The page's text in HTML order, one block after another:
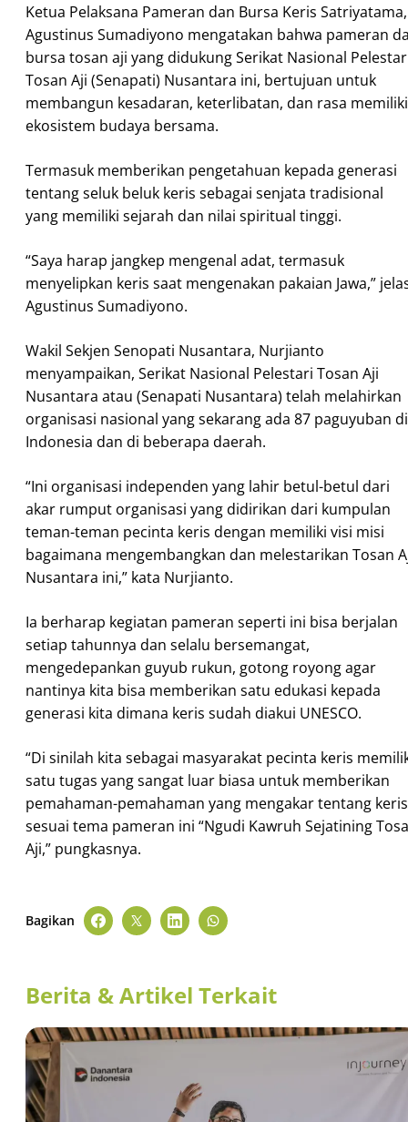
Ketua Pelaksana Pameran dan Bursa Keris Satriyatama,
Agustinus Sumadiyono mengatakan bahwa pameran
bursa tosan aji yang didukung Serikat Nasional
Tosan Aji (Senapati) Nusantara ini, bertujuan untuk
membangun kesadaran, keterlibatan, dan rasa memiliki
ekosistem budaya bersama.
Termasuk memberikan pengetahuan kepada generasi
tentang seluk beluk keris sebagai senjata tradisional
yang memiliki sejarah dan nilai spiritual tinggi.
“Saya harap jangkep mengenal adat, termasuk
menyelipkan keris saat mengenakan pakaian Jawa,”
Agustinus Sumadiyono.
Wakil Sekjen Senopati Nusantara, Nurjianto
menyampaikan, Serikat Nasional Pelestari Tosan Aji
Nusantara atau (Senapati Nusantara) telah melahirkan
organisasi nasional yang sekarang ada 87 paguyuban di
Indonesia dan di beberapa daerah.
“Ini organisasi independen yang lahir betul-betul dari
akar rumput organisasi yang didirikan dari kumpulan
teman-teman pecinta keris dengan memiliki visi misi
bagaimana mengembangkan dan melestarikan Tosan
Nusantara ini,” kata Nurjianto.
Ia berharap kegiatan pameran seperti ini bisa berjalan
setiap tahunnya dan selalu bersemangat,
mengedepankan guyub rukun, gotong royong agar
nantinya kita bisa memberikan satu edukasi kepada
generasi kita dimana keris sudah diakui UNESCO.
“Di sinilah kita sebagai masyarakat pecinta keris
satu tugas yang sangat luar biasa untuk memberikan
pemahaman-pemahaman yang mengakar tentang keris
sesuai tema pameran ini “Ngudi Kawruh Sejatining
Aji,” pungkasnya.
Bagikan
Berita & Artikel Terkait